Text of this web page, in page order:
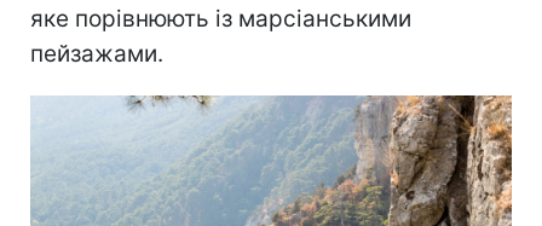
яке порівнюють із марсіанськими
пейзажами.